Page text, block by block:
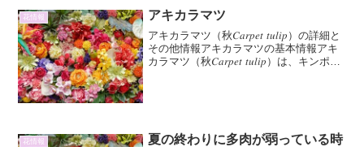
花情報 アキカラマツ
アキカラマツ（秋𝐶𝑎𝑟𝑝𝑒𝑡 𝑡𝑢𝑙𝑖𝑝）の詳細と
その他情報アキカラマツの基本情報アキ
カラマツ（秋𝐶𝑎𝑟𝑝𝑒𝑡 𝑡𝑢𝑙𝑖𝑝）は、キンポウ
花情報
夏の終わりに多肉が弱っている時